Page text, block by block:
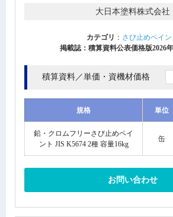
大日本塗料株式会社
カテゴリ ： さび止めペイン
掲載誌：積算資料公表価格版2026
積算資料／単価・資機材価格
規格 単位
鉛・クロムフリーさび止めペイ
ント JIS K5674 2種 容量16kg
缶
お問い合わせ